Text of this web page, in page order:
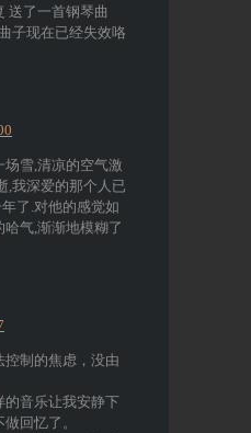
送了一首钢琴曲
子现在已经失效咯
雪,清凉的空气激
,我深爱的那个人已
了.对他的感觉如
气,渐渐地模糊了
控制的焦虑，没由
的音乐让我安静下
回忆了。